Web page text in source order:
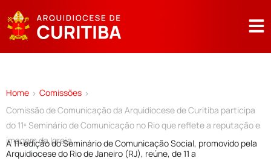
Home > Comissões >
Comissão de Comunicação da Arquidiocese de Curitiba participa
do 11º Seminário de Comunicação no Rio que reflete a reputação e
imagem da Igreja
A 11ª edição do Seminário de Comunicação Social, promovido pela
Arquidiocese do Rio de Janeiro (RJ), reúne, de 11 a